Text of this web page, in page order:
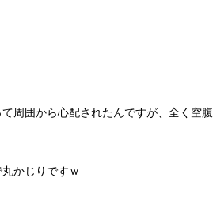
周囲から心配されたんですが、全く空腹
かじりですｗ